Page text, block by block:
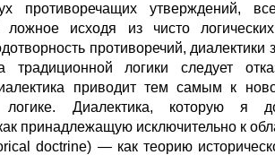
противоречащих утверждений,
ложное исходя из чисто
противоречий, диалектики
традиционной логики следует
приводит тем самым к
логике. Диалектика, которую
принадлежащую исключительно к
doctrine) — как теорию